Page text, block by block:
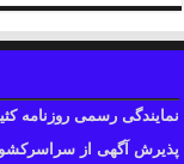
نمایندگی رسمی روزنامه
پذیرش آگهی از